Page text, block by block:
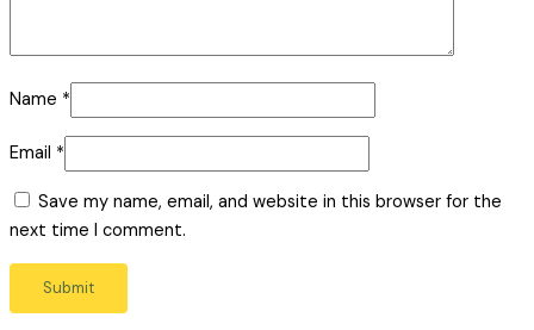
Name *
Email *
Save my name, email, and website in this browser for the
next time I comment.